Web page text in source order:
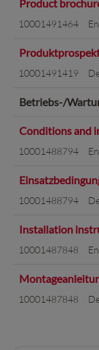
Product
10001491464
10001491419
Betriebs-/
Conditions and
10001488794
10001488794
Installation
10001487848
10001487848